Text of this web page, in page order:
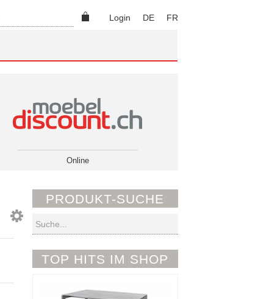
DE FR
Login
Suchen
Online
PRODUKT-SUCHE
Suchen
TOP HITS IM SHOP